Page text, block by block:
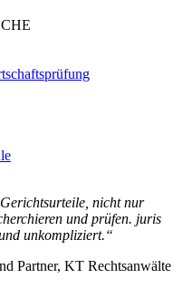
nicht nur
und prüfen. juris
unkompliziert.“
Partner, KT Rechtsanwälte